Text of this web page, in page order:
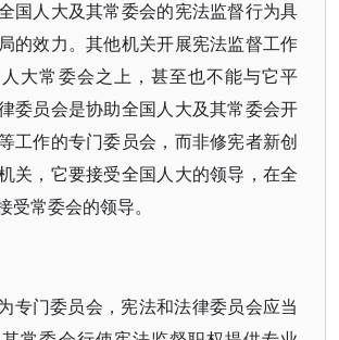
国人大及其常委会的宪法监督行为具
的效力。其他机关开展宪法监督工作
大常委会之上，甚至也不能与它平
委员会是协助全国人大及其常委会开
工作的专门委员会，而非修宪者新创
关，它要接受全国人大的领导，在全
受常委会的领导。
专门委员会，宪法和法律委员会应当